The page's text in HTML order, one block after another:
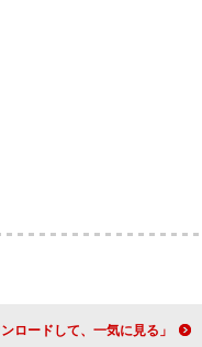
神尾楓珠「おうち時間の過ごし方」を語る 「いろんな作品をダウンロードして、一気に見る」